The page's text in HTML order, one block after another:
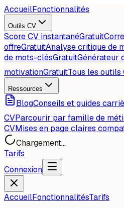
AccueilFonctionnalités
Outils CV
Score CV instantanéGratuit
offreGratuitAnalyse critique de
de mots-clésGratuitGénérateur
motivationGratuitTous les outils
Ressources
BlogConseils et guides
CVParcourir par famille de
CVMises en page claires
Chargement...
Tarifs
Connexion
AccueilFonctionnalitésTarifs